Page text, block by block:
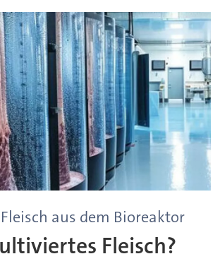
aus dem Bioreaktor
Fleisch?